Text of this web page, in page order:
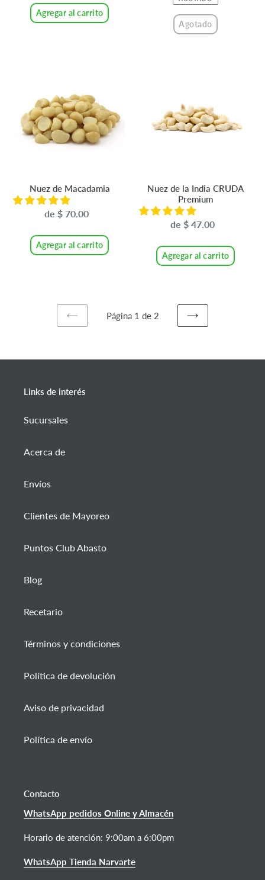
Agregar al carrito
Agotado
Macadamia
Nuez de Macadamia
Precio
de $ 70.00
Agregar al carrito
CRUDA
Nuez de la India CRUDA
Premium
Precio
de $ 47.00
Agregar al carrito
PAGINA
Página 1 de 2
SIGUIENTE
Links de interés
Sucursales
Acerca de
Envíos
Clientes de Mayoreo
Puntos Club Abasto
Blog
Recetario
Términos y condiciones
Política de devolución
Aviso de privacidad
Política de envío
Contacto
WhatsApp pedidos Online y Almacén
Horario de atención: 9:00am a 6:00pm
WhatsApp Tienda Narvarte